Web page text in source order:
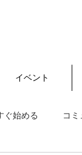
イベント
ぐ始める コ